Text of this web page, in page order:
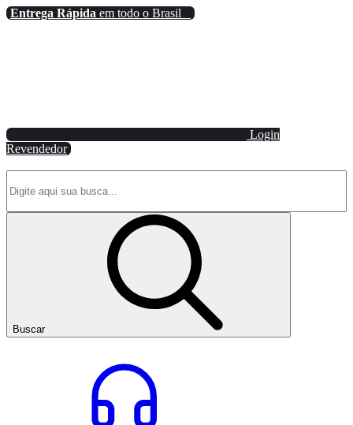
Entrega Rápida em todo o Brasil
Login
Revendedor
Buscar